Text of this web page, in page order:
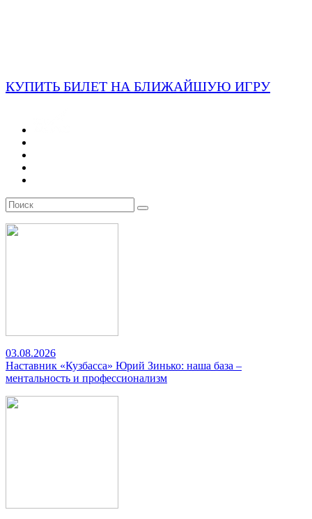
КУПИТЬ БИЛЕТ НА БЛИЖАЙШУЮ ИГРУ
03.08.2026
Наставник «Кузбасса» Юрий Зинько: наша база –
ментальность и профессионализм